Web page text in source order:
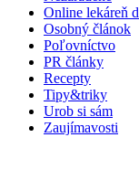
Online lekáreň
Osobný článok
Poľovníctvo
PR články
Recepty
Tipy&triky
Urob si sám
Zaujímavosti